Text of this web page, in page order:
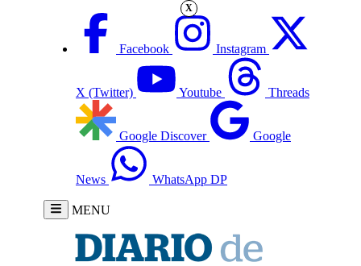
Facebook Instagram
X (Twitter) Youtube Threads
Google Discover Google
News WhatsApp DP
MENU
X